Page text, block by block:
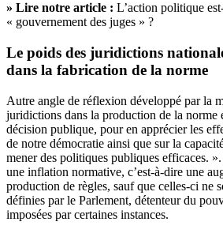
» Lire notre article : L’action politique
« gouvernement des juges » ?
Le poids des juridictions
dans la fabrication de la norme
Autre angle de réflexion développé par la
juridictions dans la production de la norme
décision publique, pour en apprécier les
de notre démocratie ainsi que sur la
mener des politiques publiques efficaces.
une inflation normative, c’est-à-dire une
production de règles, sauf que celles-ci ne
définies par le Parlement, détenteur du
imposées par certaines instances.